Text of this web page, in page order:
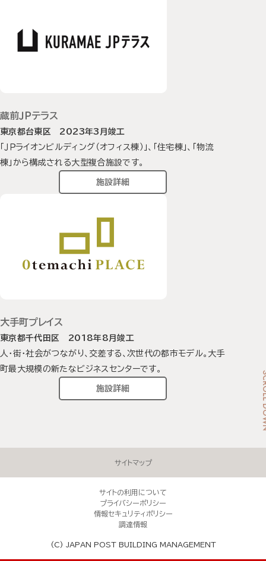
蔵前ＪＰテラス
東京都台東区 2023年3月竣工
「ＪＰライオンビルディング（オフィス棟）」、「住宅棟」、「物流
棟」から構成される大型複合施設です。
施設詳細
大手町プレイス
東京都千代田区 2018年8月竣工
人・街・社会がつながり、交差する、次世代の都市モデル。大手
町最大規模の新たなビジネスセンターです。
施設詳細
サイトマップ
サイトの利用について
プライバシーポリシー
情報セキュリティポリシー
調達情報
(C) JAPAN POST BUILDING MANAGEMENT